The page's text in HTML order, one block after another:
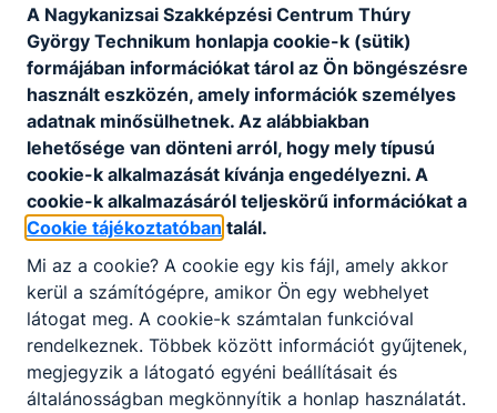
szereplő irodalmi
szöveggyűjtemény
(9-12. évf.)
Magyar mint
idegen nyelv
nyomtatott szótár
csak az
íráskészséghez
CD-lejátszó a hallott
szöveg értéséhez
iskola/
Matematika
(közép, emelt)
függvénytáblázat
(egyidejűleg akár
többféle is),
szöveges adatok
tárolására és
vizsgázó hozza
A Nagykanizsai Szakképzési Centrum Thúry
György Technikum honlapja cookie-k (sütik)
formájában információkat tárol az Ön böngészésre
használt eszközén, amely információk személyes
adatnak minősülhetnek. Az alábbiakban
lehetősége van dönteni arról, hogy mely típusú
cookie-k alkalmazását kívánja engedélyezni. A
cookie-k alkalmazásáról teljeskörű információkat a
Cookie tájékoztatóban talál.
Mi az a cookie? A cookie egy kis fájl, amely akkor
kerül a számítógépre, amikor Ön egy webhelyet
látogat meg. A cookie-k számtalan funkcióval
rendelkeznek. Többek között információt gyűjtenek,
megjegyzik a látogató egyéni beállításait és
általánosságban megkönnyítik a honlap használatát.